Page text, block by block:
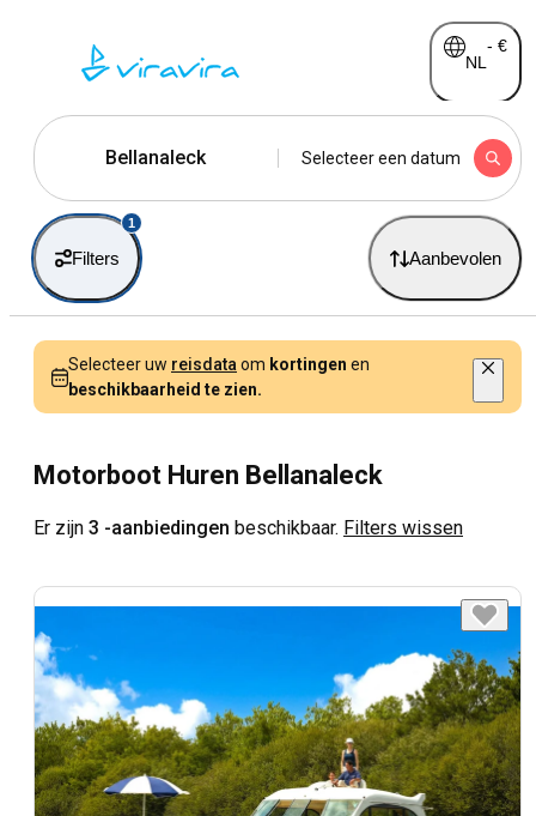
NL
- €
Bellanaleck Selecteer een datum
Filters
1
Aanbevolen
Selecteer uw reisdata om kortingen en
beschikbaarheid te zien.
Motorboot Huren Bellanaleck
Er zijn 3 -aanbiedingen beschikbaar. Filters wissen